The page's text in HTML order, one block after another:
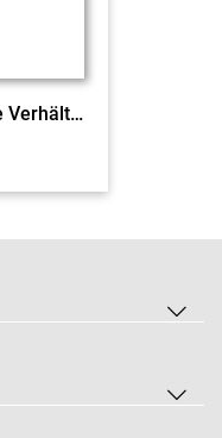
Das deutsch-polnische Verhältnis click & teach EL